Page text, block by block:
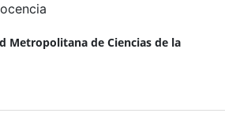
Metropolitana de Ciencias de la